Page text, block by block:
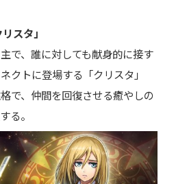
スタ」
で、誰に対しても献身的に接す
クトに登場する「クリスタ」
で、仲間を回復させる癒やしの
る。